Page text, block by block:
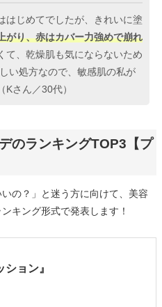
はじめてでしたが、きれいに塗
がり、赤はカバー力強めで崩れ
て、乾燥肌も気にならないため
い処方なので、敏感肌の私が
さん／30代）
のランキングTOP3【プ
の？」と迷う方に向けて、美容
キング形式で発表します！
ョン』